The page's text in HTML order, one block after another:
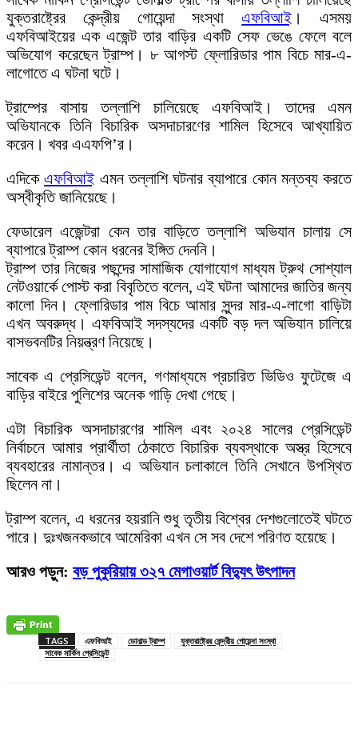
যুক্তরাষ্ট্রের কেন্দ্রীয় গোয়েন্দা সংস্থাএফবিআই। এসময়
এফবিআইয়ের এক এজেন্ট তার বাড়ির একটি সেফ ভেঙে ফেলে বলে
অভিযোগ করেছেন ট্রাম্প। ৮ আগস্ট ফ্লোরিডার পাম বিচে মার-এ-
লাগোতে এ ঘটনা ঘটে।
ট্রাম্পের বাসায় তল্লাশি চালিয়েছে এফবিআই। তাদের এমন
অভিযানকে তিনি বিচারিক অসদাচারণের শামিল হিসেবে আখ্যায়িত
করেন। খবর এএফপি’র।
এদিকেএফবিআইএমন তল্লাশি ঘটনার ব্যাপারে কোন মন্তব্য করতে
অস্বীকৃতি জানিয়েছে।
ফেডারেল এজেন্টরা কেন তার বাড়িতে তল্লাশি অভিযান চালায় সে
ব্যাপারে ট্রাম্প কোন ধরনের ইঙ্গিত দেননি।
ট্রাম্প তার নিজের পছন্দের সামাজিক যোগাযোগ মাধ্যম ট্রুথ সোশ্যাল
নেটওয়ার্কে পোস্ট করা বিবৃতিতে বলেন, এই ঘটনা আমাদের জাতির জন্য
কালো দিন। ফ্লোরিডার পাম বিচে আমার সুন্দর মার-এ-লাগো বাড়িটা
এখন অবরুদ্ধ। এফবিআই সদস্যদের একটি বড় দল অভিযান চালিয়ে
বাসভবনটির নিয়ন্ত্রণ নিয়েছে।
সাবেক এ প্রেসিডেন্ট বলেন, গণমাধ্যমে প্রচারিত ভিডিও ফুটেজে এ
বাড়ির বাইরে পুলিশের অনেক গাড়ি দেখা গেছে।
এটা বিচারিক অসদাচারণের শামিল এবং ২০২৪ সালের প্রেসিডেন্ট
নির্বাচনে আমার প্রার্থীতা ঠেকাতে বিচারিক ব্যবস্থাকে অস্ত্র হিসেবে
ব্যবহারের নামান্তর। এ অভিযান চলাকালে তিনি সেখানে উপস্থিত
ছিলেন না।
ট্রাম্প বলেন, এ ধরনের হয়রানি শুধু তৃতীয় বিশ্বের দেশগুলোতেই ঘটতে
পারে। দুঃখজনকভাবে আমেরিকা এখন সে সব দেশে পরিণত হয়েছে।
আরও পড়ুন: বড় পুকুরিয়ায় ৩২৭ মেগাওয়ার্ট বিদ্যুৎ উৎপাদন
TAGS এফবিআই ডোনাল্ড ট্রাম্প
যুক্তরাষ্ট্রের কেন্দ্রীয় গোয়েন্দা সংস্থা
সাবেক মার্কিন প্রেসিডেন্ট